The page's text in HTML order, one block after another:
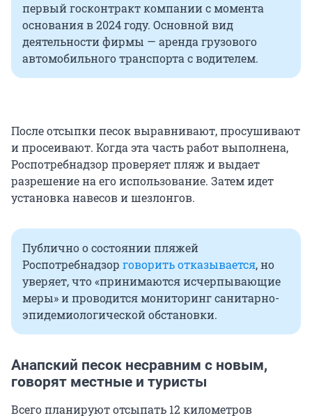
первый госконтракт компании с момента
основания в 2024 году. Основной вид
деятельности фирмы — аренда грузового
автомобильного транспорта с водителем.
После отсыпки песок выравнивают, просушивают
и просеивают. Когда эта часть работ выполнена,
Роспотребнадзор проверяет пляж и выдает
разрешение на его использование. Затем идет
установка навесов и шезлонгов.
Публично о состоянии пляжей
Роспотребнадзор говорить отказывается, но
уверяет, что «принимаются исчерпывающие
меры» и проводится мониторинг санитарно-
эпидемиологической обстановки.
Анапский песок несравним с новым,
говорят местные и туристы
Всего планируют отсыпать 12 километров